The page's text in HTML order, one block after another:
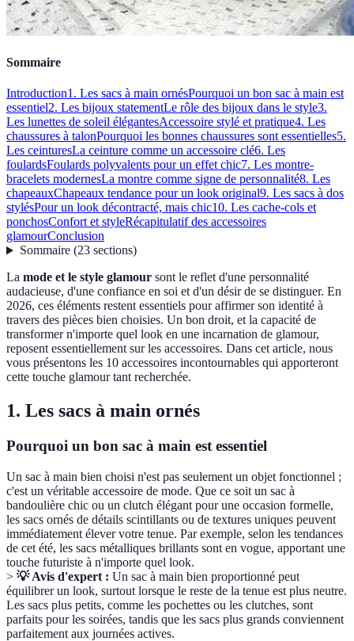
Sommaire
Introduction1. Les sacs à main ornésPourquoi un bon sac à main est
essentiel2. Les bijoux statementLe rôle des bijoux dans le style3.
Les lunettes de soleil élégantesAccessoire stylé et pratique4. Les
chaussures à talonPourquoi les bonnes chaussures sont essentielles5.
Les ceinturesLa ceinture comme un accessoire clé6. Les
foulardsFoulards polyvalents pour un effet chic7. Les montre-
bracelets modernesLa montre comme signe de personnalité8. Les
chapeauxChapeaux tendance pour un look original9. Les sacs à dos
stylésPour un look décontracté, mais chic10. Les cache-cols et
ponchosConfort et styleRécapitulatif des accessoires
glamourConclusion
Sommaire(23 sections)
La mode et le style glamour sont le reflet d'une personnalité
audacieuse, d'une confiance en soi et d'un désir de se distinguer. En
2026, ces éléments restent essentiels pour affirmer son identité à
travers des pièces bien choisies. Un bon droit, et la capacité de
transformer n'importe quel look en une incarnation de glamour,
reposent essentiellement sur les accessoires. Dans cet article, nous
vous présentons les 10 accessoires incontournables qui apporteront
cette touche glamour tant recherchée.
1. Les sacs à main ornés
Pourquoi un bon sac à main est essentiel
Un sac à main bien choisi n'est pas seulement un objet fonctionnel ;
c'est un véritable accessoire de mode. Que ce soit un sac à
bandoulière chic ou un clutch élégant pour une occasion formelle,
les sacs ornés de détails scintillants ou de textures uniques peuvent
immédiatement élever votre tenue. Par exemple, selon les tendances
de cet été, les sacs métalliques brillants sont en vogue, apportant une
touche futuriste à n'importe quel look.
> 💡 Avis d'expert : Un sac à main bien proportionné peut
équilibrer un look, surtout lorsque le reste de la tenue est plus neutre.
Les sacs plus petits, comme les pochettes ou les clutches, sont
parfaits pour les soirées, tandis que les sacs plus grands conviennent
parfaitement aux journées actives.